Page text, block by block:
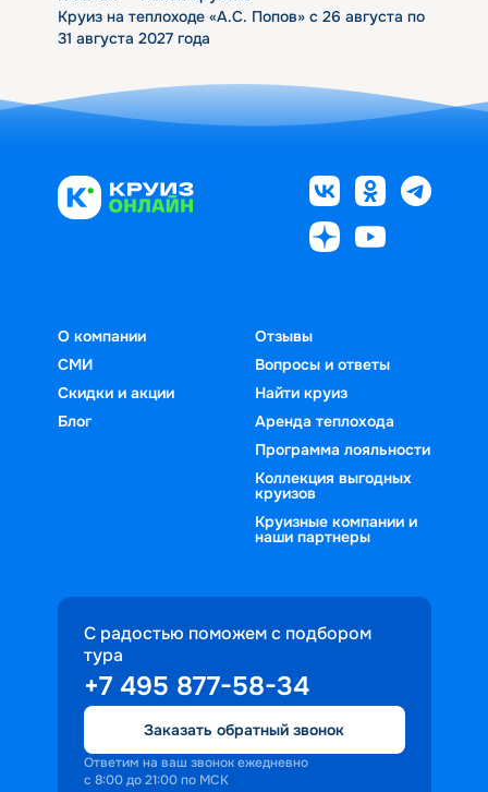
Круиз на теплоходе «А.С. Попов» с 26 августа по
31 августа 2027 года
О компании
СМИ
Скидки и акции
Блог
Отзывы
Вопросы и ответы
Найти круиз
Аренда теплохода
Программа лояльности
Коллекция выгодных
круизов
Круизные компании и
наши партнеры
С радостью поможем с подбором
тура
+7 495 877-58-34
Заказать обратный звонок
Ответим на ваш звонок ежедневно
с 8:00 до 21:00 по МСК